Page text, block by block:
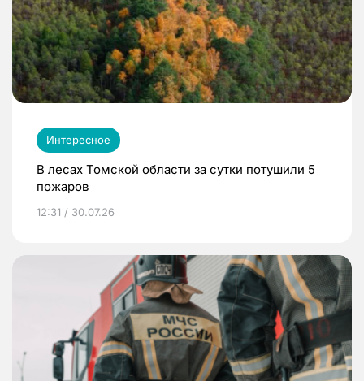
Интересное
В лесах Томской области за сутки потушили 5
пожаров
12:31 / 30.07.26